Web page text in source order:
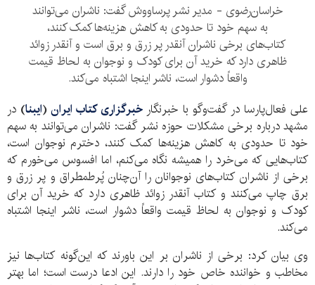
خراسان‌رضوی - مدیر نشر پرساووش گفت: ناشران می‌توانند
به سهم خود تا حدودی به کاهش هزینه‌ها کمک کنند،
کتاب‌های برخی ناشران آنقدر پر زرق و برق است و آنقدر زوائد
ظاهری دارد که خرید آن برای کودک و نوجوان به لحاظ قیمت
واقعاً دشوار است، ناشر اینجا اشتباه می‌کند.
‌علی فعال‌پارسا در گفت‌وگو با خبرنگار خبرگزاری کتاب ایران(ایبنا) در
مشهد درباره برخی مشکلات حوزه نشر گفت: ناشران می‌توانند به سهم
خود تا حدودی به کاهش هزینه‌ها کمک کنند، دخترم نوجوان است،
کتاب‌هایی که می‌خرد را همیشه نگاه می‌کنم، اما افسوس می‌خورم که
برخی از ناشران کتاب‌های نوجوانان را آن‌چنان پُرطمطراق و پر زرق و
برق چاپ می‌کنند و کتاب آنقدر زوائد ظاهری دارد که خرید آن برای
کودک و نوجوان به لحاظ قیمت واقعاً دشوار است، ناشر اینجا اشتباه
می‌کند.
وی بیان کرد: برخی از ناشران بر این باورند که این‌گونه کتاب‌ها نیز
مخاطب و خواننده خاص خود را دارند. این ادعا درست است؛ اما بهتر